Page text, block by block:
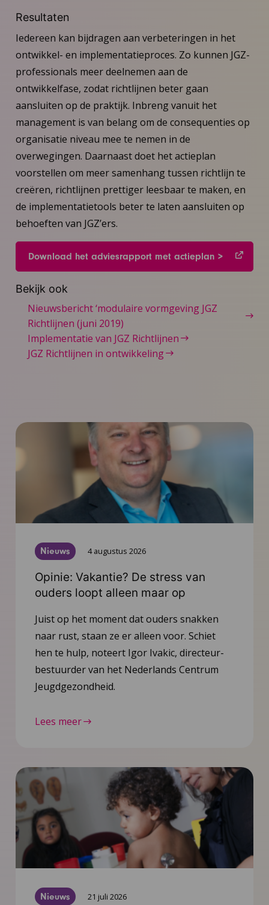
Resultaten
Iedereen kan bijdragen aan verbeteringen in het
ontwikkel- en implementatieproces. Zo kunnen JGZ-
professionals meer deelnemen aan de
ontwikkelfase, zodat richtlijnen beter gaan
aansluiten op de praktijk. Inbreng vanuit het
management is van belang om de consequenties op
organisatie niveau mee te nemen in de
overwegingen. Daarnaast doet het actieplan
voorstellen om meer samenhang tussen richtlijn te
creëren, richtlijnen prettiger leesbaar te maken, en
de implementatietools beter te laten aansluiten op
behoeften van JGZ’ers.
Download het adviesrapport met actieplan >
Bekijk ook
Nieuwsbericht ‘modulaire vormgeving JGZ
Richtlijnen (juni 2019)
Implementatie van JGZ Richtlijnen
JGZ Richtlijnen in ontwikkeling
Nieuws 4 augustus 2026
Opinie: Vakantie? De stress van
ouders loopt alleen maar op
Juist op het moment dat ouders snakken
naar rust, staan ze er alleen voor. Schiet
hen te hulp, noteert Igor Ivakic, directeur-
bestuurder van het Nederlands Centrum
Jeugdgezondheid.
Lees meer
Nieuws 21 juli 2026